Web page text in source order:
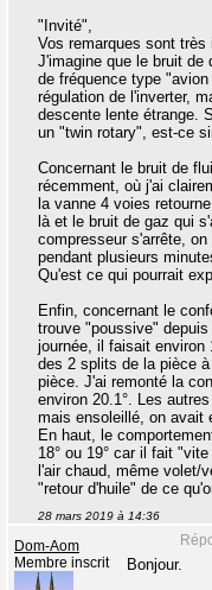
"Invité",
Vos remarques sont
J'imagine que le bruit de
de fréquence type
régulation de l'inverter,
descente lente étrange.
un "twin rotary", est-ce
Concernant le bruit de
récemment, où j'ai
la vanne 4 voies
là et le bruit de gaz qui
compresseur s'arrête,
pendant plusieurs
Qu'est ce qui pourrait
Enfin, concernant le
trouve "poussive"
journée, il faisait environ
des 2 splits de la pièce
pièce. J'ai remonté la
environ 20.1°. Les
mais ensoleillé, on avait
En haut, le
18° ou 19° car il fait
l'air chaud, même volet/
"retour d'huile" de ce
28 mars 2019 à 14:36
Dom-Aom
Membre inscrit
Bonjour.